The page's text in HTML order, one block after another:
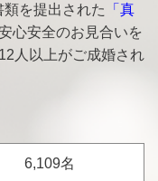
類を提出された
「真
心安全のお見合いを
人以上がご成婚され
6,109名